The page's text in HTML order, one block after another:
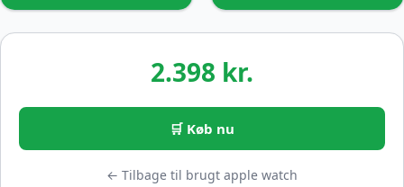
2.398 kr.
🛒 Køb nu
← Tilbage til brugt apple watch